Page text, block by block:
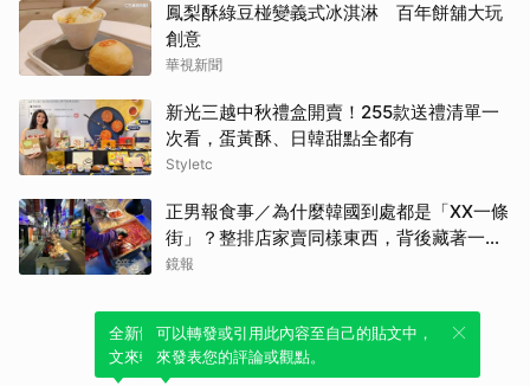
鳳梨酥綠豆椪變義式冰淇淋 百年餅舖大玩
創意
華視新聞
新光三越中秋禮盒開賣！255款送禮清單一
次看，蛋黃酥、日韓甜點全都有
Styletc
正男報食事／為什麼韓國到處都是「XX一條
街」？整排店家賣同樣東西，背後藏著一套
生意經
鏡報
全新體驗！一鍵引用此內容，透過發布貼
文來輕鬆表達個人立場。
可以轉發或引用此內容至自己的貼文中，
來發表您的評論或觀點。